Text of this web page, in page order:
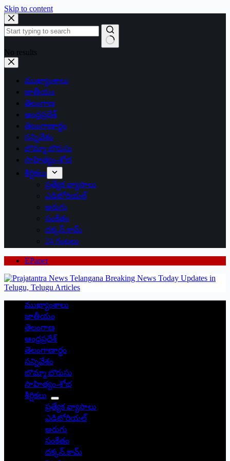
Skip to content
No results
ముఖ్యాంశాలు
జాతీయం
తెలంగాణ
ఆంధ్రప్రదేశ్
తెలంగాణార్థం
సన్నివేశం
బొమ్మా బొరుసు
సాహిత్యం-శోభ
శీర్షికలు
ప్రత్యేక వ్యాసాలు
ఎడిటోరియల్
అరుగు
సంకేతం
దక్కన్.కామ్
24 గంటలు
EPaper
ముఖ్యాంశాలు
జాతీయం
తెలంగాణ
ఆంధ్రప్రదేశ్
తెలంగాణార్థం
సన్నివేశం
బొమ్మా బొరుసు
సాహిత్యం-శోభ
శీర్షికలు
ప్రత్యేక వ్యాసాలు
ఎడిటోరియల్
అరుగు
సంకేతం
దక్కన్.కామ్